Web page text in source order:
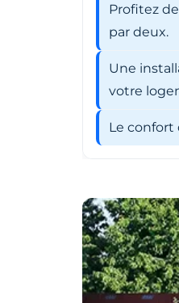
Profitez
par deux.
Une
votre
Le confort